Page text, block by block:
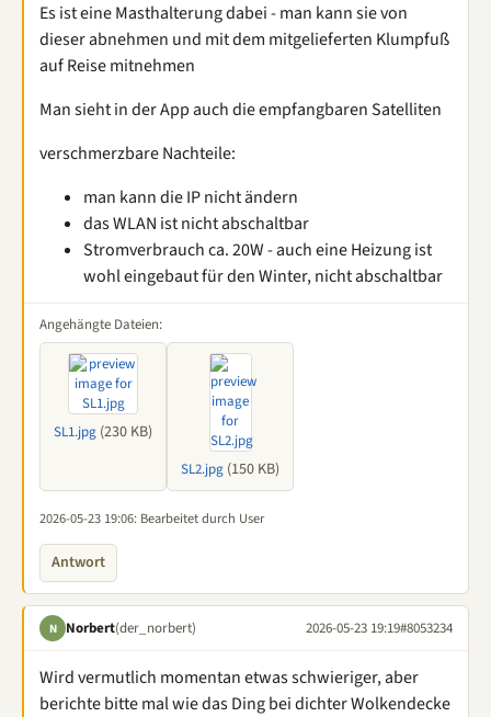
Es ist eine Masthalterung dabei - man kann sie von
dieser abnehmen und mit dem mitgelieferten Klumpfuß
auf Reise mitnehmen
Man sieht in der App auch die empfangbaren Satelliten
verschmerzbare Nachteile:
man kann die IP nicht ändern
das WLAN ist nicht abschaltbar
Stromverbrauch ca. 20W - auch eine Heizung ist
wohl eingebaut für den Winter, nicht abschaltbar
Angehängte Dateien:
SL1.jpg (230 KB)
SL2.jpg (150 KB)
2026-05-23 19:06: Bearbeitet durch User
Antwort
N Norbert(der_norbert) 2026-05-23 19:19#8053234
Wird vermutlich momentan etwas schwieriger, aber
berichte bitte mal wie das Ding bei dichter Wolkendecke